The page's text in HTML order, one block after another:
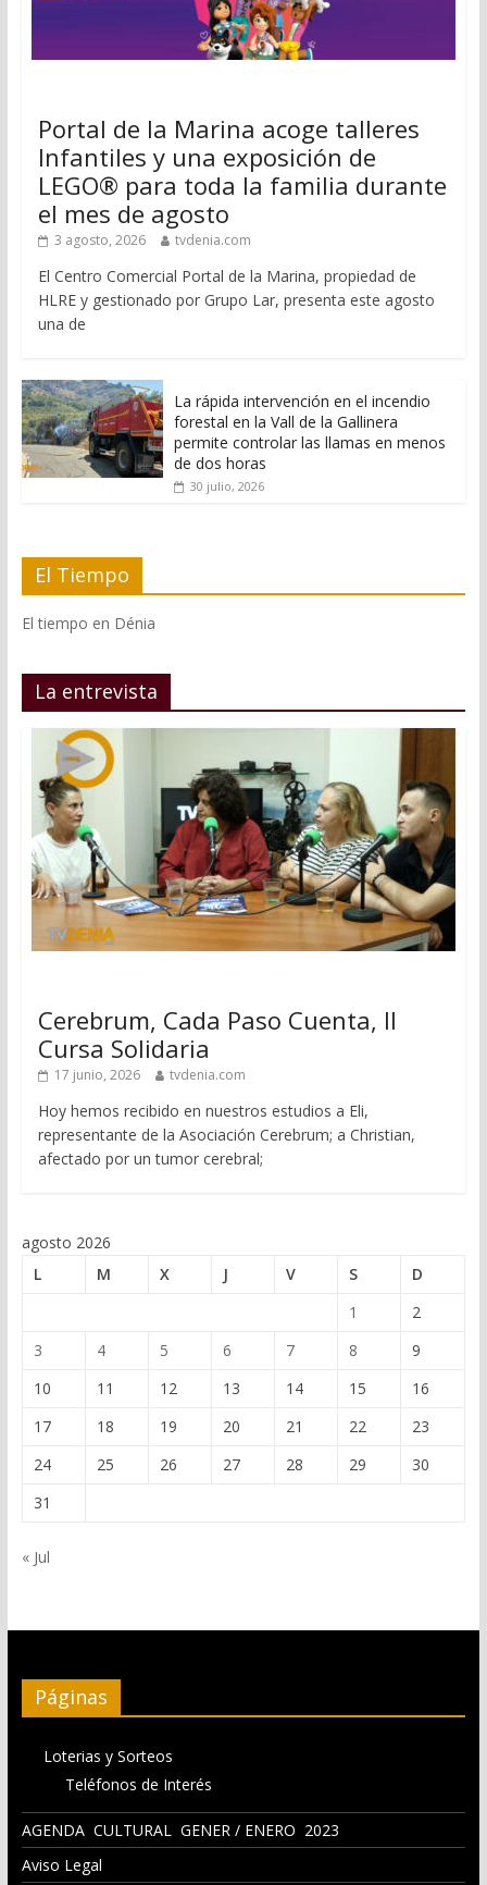
Portal de la Marina acoge talleres
Infantiles y una exposición de
LEGO® para toda la familia durante
el mes de agosto
3 agosto, 2026 tvdenia.com
El Centro Comercial Portal de la Marina, propiedad de
HLRE y gestionado por Grupo Lar, presenta este agosto
una de
La rápida intervención en el incendio
forestal en la Vall de la Gallinera
permite controlar las llamas en menos
de dos horas
30 julio, 2026
El Tiempo
El tiempo en Dénia
La entrevista
Cerebrum, Cada Paso Cuenta, II
Cursa Solidaria
17 junio, 2026 tvdenia.com
Hoy hemos recibido en nuestros estudios a Eli,
representante de la Asociación Cerebrum; a Christian,
afectado por un tumor cerebral;
agosto 2026
L
M X J V S
D
1
2
3
4 5 6 7 8
9
10
11 12 13 14 15
16
17
18 19 20 21 22
23
24
25 26 27 28 29
30
31
« Jul
Páginas
Loterias y Sorteos
Teléfonos de Interés
AGENDA CULTURAL GENER / ENERO 2023
Aviso Legal